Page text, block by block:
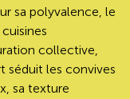
sa polyvalence, le
collective,
séduit les convives
sa texture